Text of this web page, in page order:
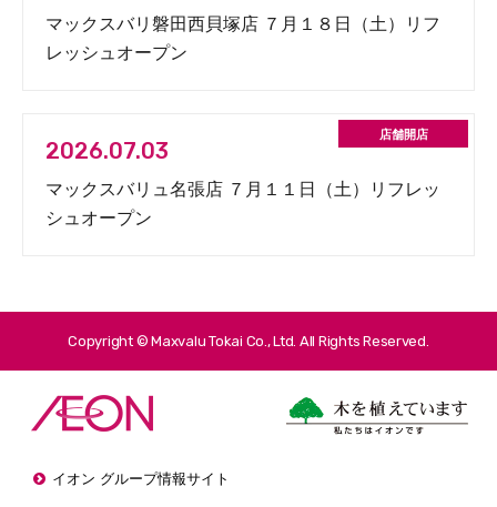
マックスバリ磐田西貝塚店 ７月１８日（土）リフ
レッシュオープン
2026.07.03
マックスバリュ名張店 ７月１１日（土）リフレッ
シュオープン
Copyright © Maxvalu Tokai Co., Ltd. All Rights Reserved.
イオン グループ情報サイト